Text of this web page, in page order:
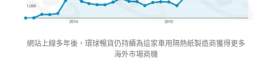
網站上線多年後，環球暢貨仍持續為這家車用隔熱紙製造商獲得更多
海外市場商機